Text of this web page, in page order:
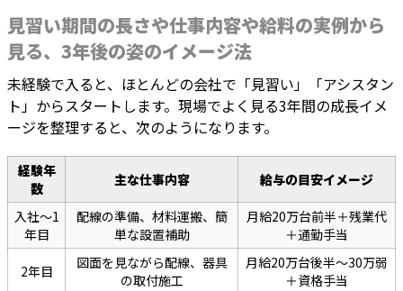
見習い期間の長さや仕事内容や給料の実例から
見る、3年後の姿のイメージ法
未経験で入ると、ほとんどの会社で「見習い」「アシスタン
ト」からスタートします。現場でよく見る3年間の成長イメ
ージを整理すると、次のようになります。
経験年
数
主な仕事内容 給与の目安イメージ
入社〜1
年目
配線の準備、材料運搬、簡
単な設置補助
月給20万台前半＋残業代
＋通勤手当
2年目
図面を見ながら配線、器具
の取付施工
月給20万台後半〜30万弱
＋資格手当